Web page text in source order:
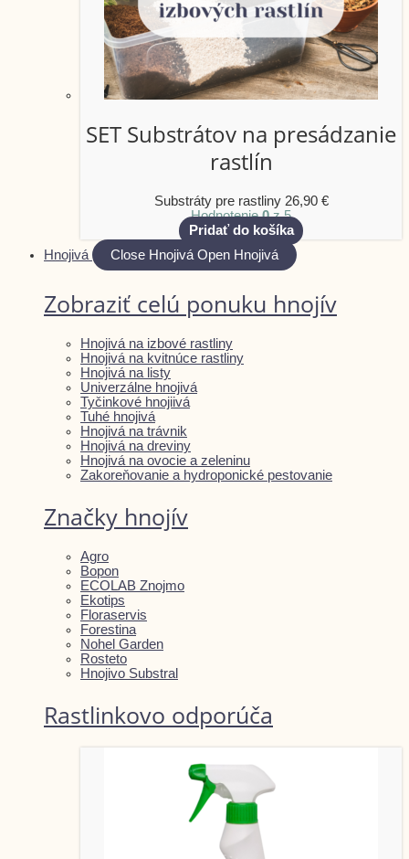
SET Substrátov na presádzanie
rastlín
Substráty pre rastliny 26,90 €
Hodnotenie0z 5
Pridať do košíka
Hnojivá
Close Hnojivá Open Hnojivá
Zobraziť celú ponuku hnojív
Hnojivá na izbové rastliny
Hnojivá na kvitnúce rastliny
Hnojivá na listy
Univerzálne hnojivá
Tyčinkové hnojiivá
Tuhé hnojivá
Hnojivá na trávnik
Hnojivá na dreviny
Hnojivá na ovocie a zeleninu
Zakoreňovanie a hydroponické pestovanie
Značky hnojív
Agro
Bopon
ECOLAB Znojmo
Ekotips
Floraservis
Forestina
Nohel Garden
Rosteto
Hnojivo Substral
Rastlinkovo odporúča